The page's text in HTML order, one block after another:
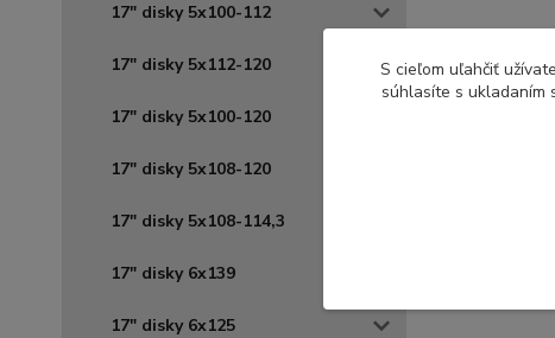
17" disky 5x100-112
17" disky 5x112-120
17" disky 5x100-120
17" disky 5x108-120
17" disky 5x108-114,3
17" disky 6x139
17" disky 6x125
S cieľom uľahčiť
súhlasíte s ukladaním